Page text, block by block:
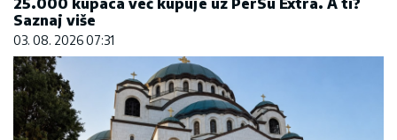
25.000 kupaca već kupuje uz PerSu Extra. A ti?
Saznaj više
03. 08. 2026 07:31